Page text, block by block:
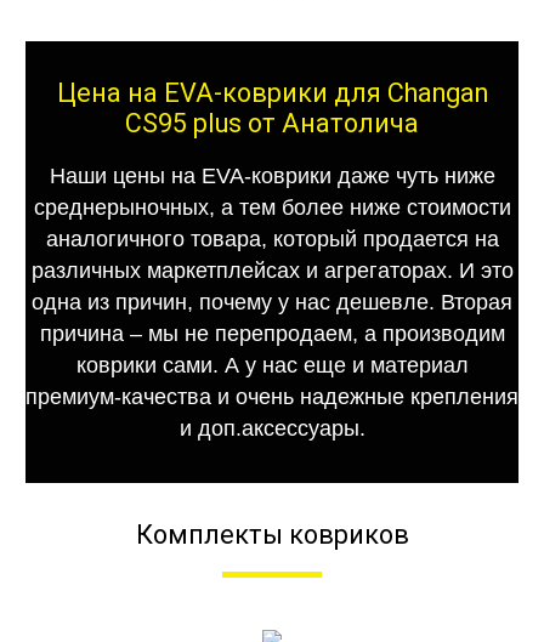
Цена на EVA-коврики для Changan
CS95 plus от Анатолича
Наши цены на EVA-коврики даже чуть ниже
среднерыночных, а тем более ниже стоимости
аналогичного товара, который продается на
различных маркетплейсах и агрегаторах. И это
одна из причин, почему у нас дешевле. Вторая
причина – мы не перепродаем, а производим
коврики сами. А у нас еще и материал
премиум-качества и очень надежные крепления
и доп.аксессуары.
Комплекты ковриков